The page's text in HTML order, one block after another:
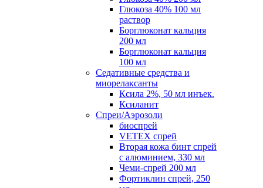
Глюкоза 40% 100 мл
раствор
Борглюконат кальция
200 мл
Борглюконат кальция
100 мл
Седативные средства и
миорелаксанты
Ксила 2%, 50 мл инъек.
Ксиланит
Спреи/Аэрозоли
биоспрей
VETEX спрей
Вторая кожа бинт спрей
с алюминием, 330 мл
Чеми-спрей 200 мл
Фортиклин спрей, 250